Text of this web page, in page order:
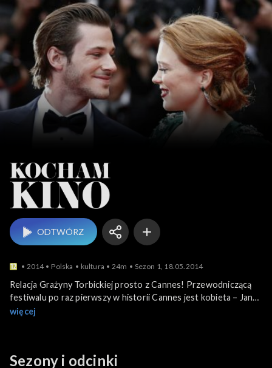
Kocham Kino
ODTWÓRZ
2014 Polska kultura 24m Sezon 1, 18.05.2014
Relacja Grażyny Torbickiej prosto z Cannes! Przewodniczącą
festiwalu po raz pierwszy w historii Cannes jest kobieta – Jane
Campion. Film „Mr. Turner” w reżyserii Mike’a Leigh konkuruje z
więcej
Sezony i odcinki